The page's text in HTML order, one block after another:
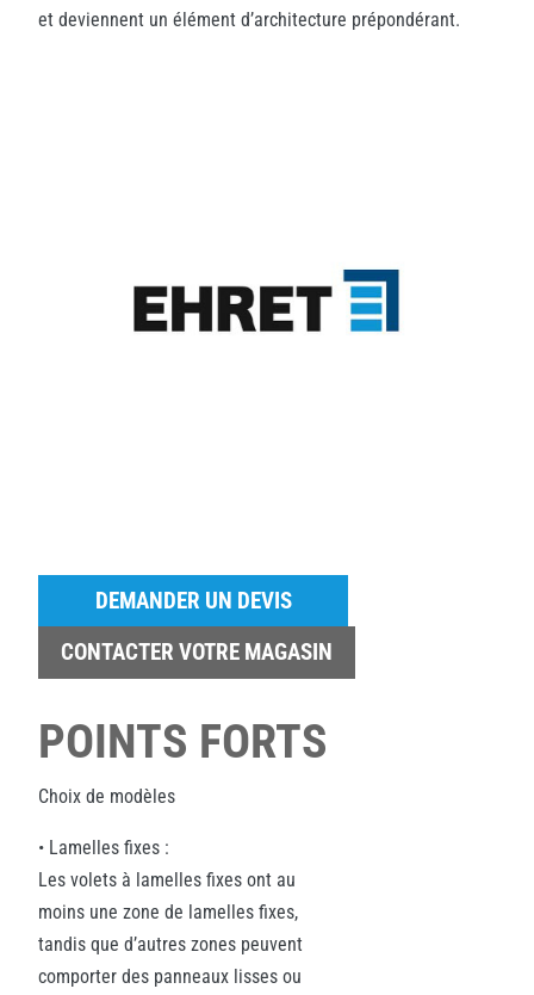
et deviennent un élément d’architecture prépondérant.
DEMANDER UN DEVIS
CONTACTER VOTRE MAGASIN
POINTS FORTS
Choix de modèles
• Lamelles fixes :
Les volets à lamelles fixes ont au
moins une zone de lamelles fixes,
tandis que d’autres zones peuvent
comporter des panneaux lisses ou